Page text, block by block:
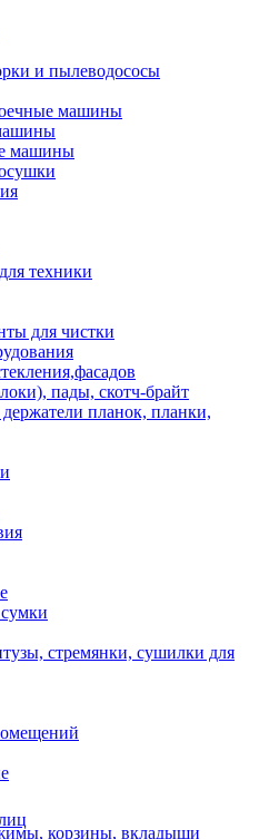
и пылеводососы
машины
машины
техники
для чистки
пады, скотч-брайт
планок, планки,
стремянки, сушилки для
корзины, вкладыши